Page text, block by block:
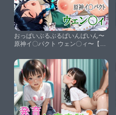
おっぱいぶるぶるばいんばいん〜
原神イ〇パクト ウェン〇ィ〜【ら